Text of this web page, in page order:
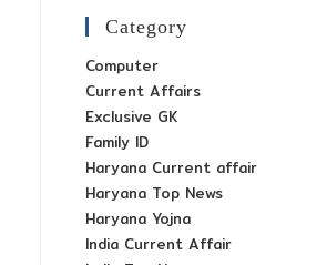
Category
Computer
Current Affairs
Exclusive GK
Family ID
Haryana Current affair
Haryana Top News
Haryana Yojna
India Current Affair